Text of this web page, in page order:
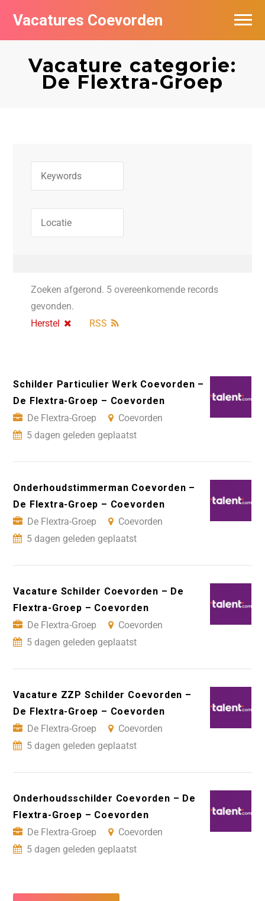
Vacatures Coevorden
Vacature categorie:
De Flextra-Groep
Zoeken afgerond. 5 overeenkomende records
gevonden.
Herstel
RSS
Schilder Particulier Werk Coevorden –
De Flextra-Groep – Coevorden
De Flextra-Groep
Coevorden
5 dagen geleden geplaatst
Onderhoudstimmerman Coevorden –
De Flextra-Groep – Coevorden
De Flextra-Groep
Coevorden
5 dagen geleden geplaatst
Vacature Schilder Coevorden – De
Flextra-Groep – Coevorden
De Flextra-Groep
Coevorden
5 dagen geleden geplaatst
Vacature ZZP Schilder Coevorden –
De Flextra-Groep – Coevorden
De Flextra-Groep
Coevorden
5 dagen geleden geplaatst
Onderhoudsschilder Coevorden – De
Flextra-Groep – Coevorden
De Flextra-Groep
Coevorden
5 dagen geleden geplaatst
Vacatures per bedrijf
Populair